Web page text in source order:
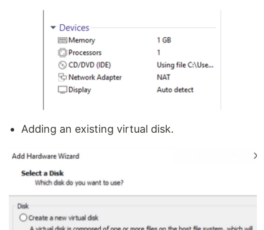
Adding an existing virtual disk.